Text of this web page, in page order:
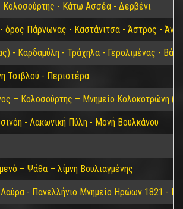
Κολοσούρτης - Κάτω Ασσέα - Δερβένι
όρος Πάρνωνας - Καστάνιτσα - Άστρος - Άνω
- Καρδαμύλη - Τράχηλα - Γερολιμένας -
Τσιβλού - Περιστέρα
– Κολοσούρτης – Μνημείο Κολοκοτρώνη
- Λακωνική Πύλη - Μονή Βουλκάνου
– Ψάθα – λίμνη Βουλιαγμένης
- Πανελλήνιο Μνημείο Ηρώων 1821 -